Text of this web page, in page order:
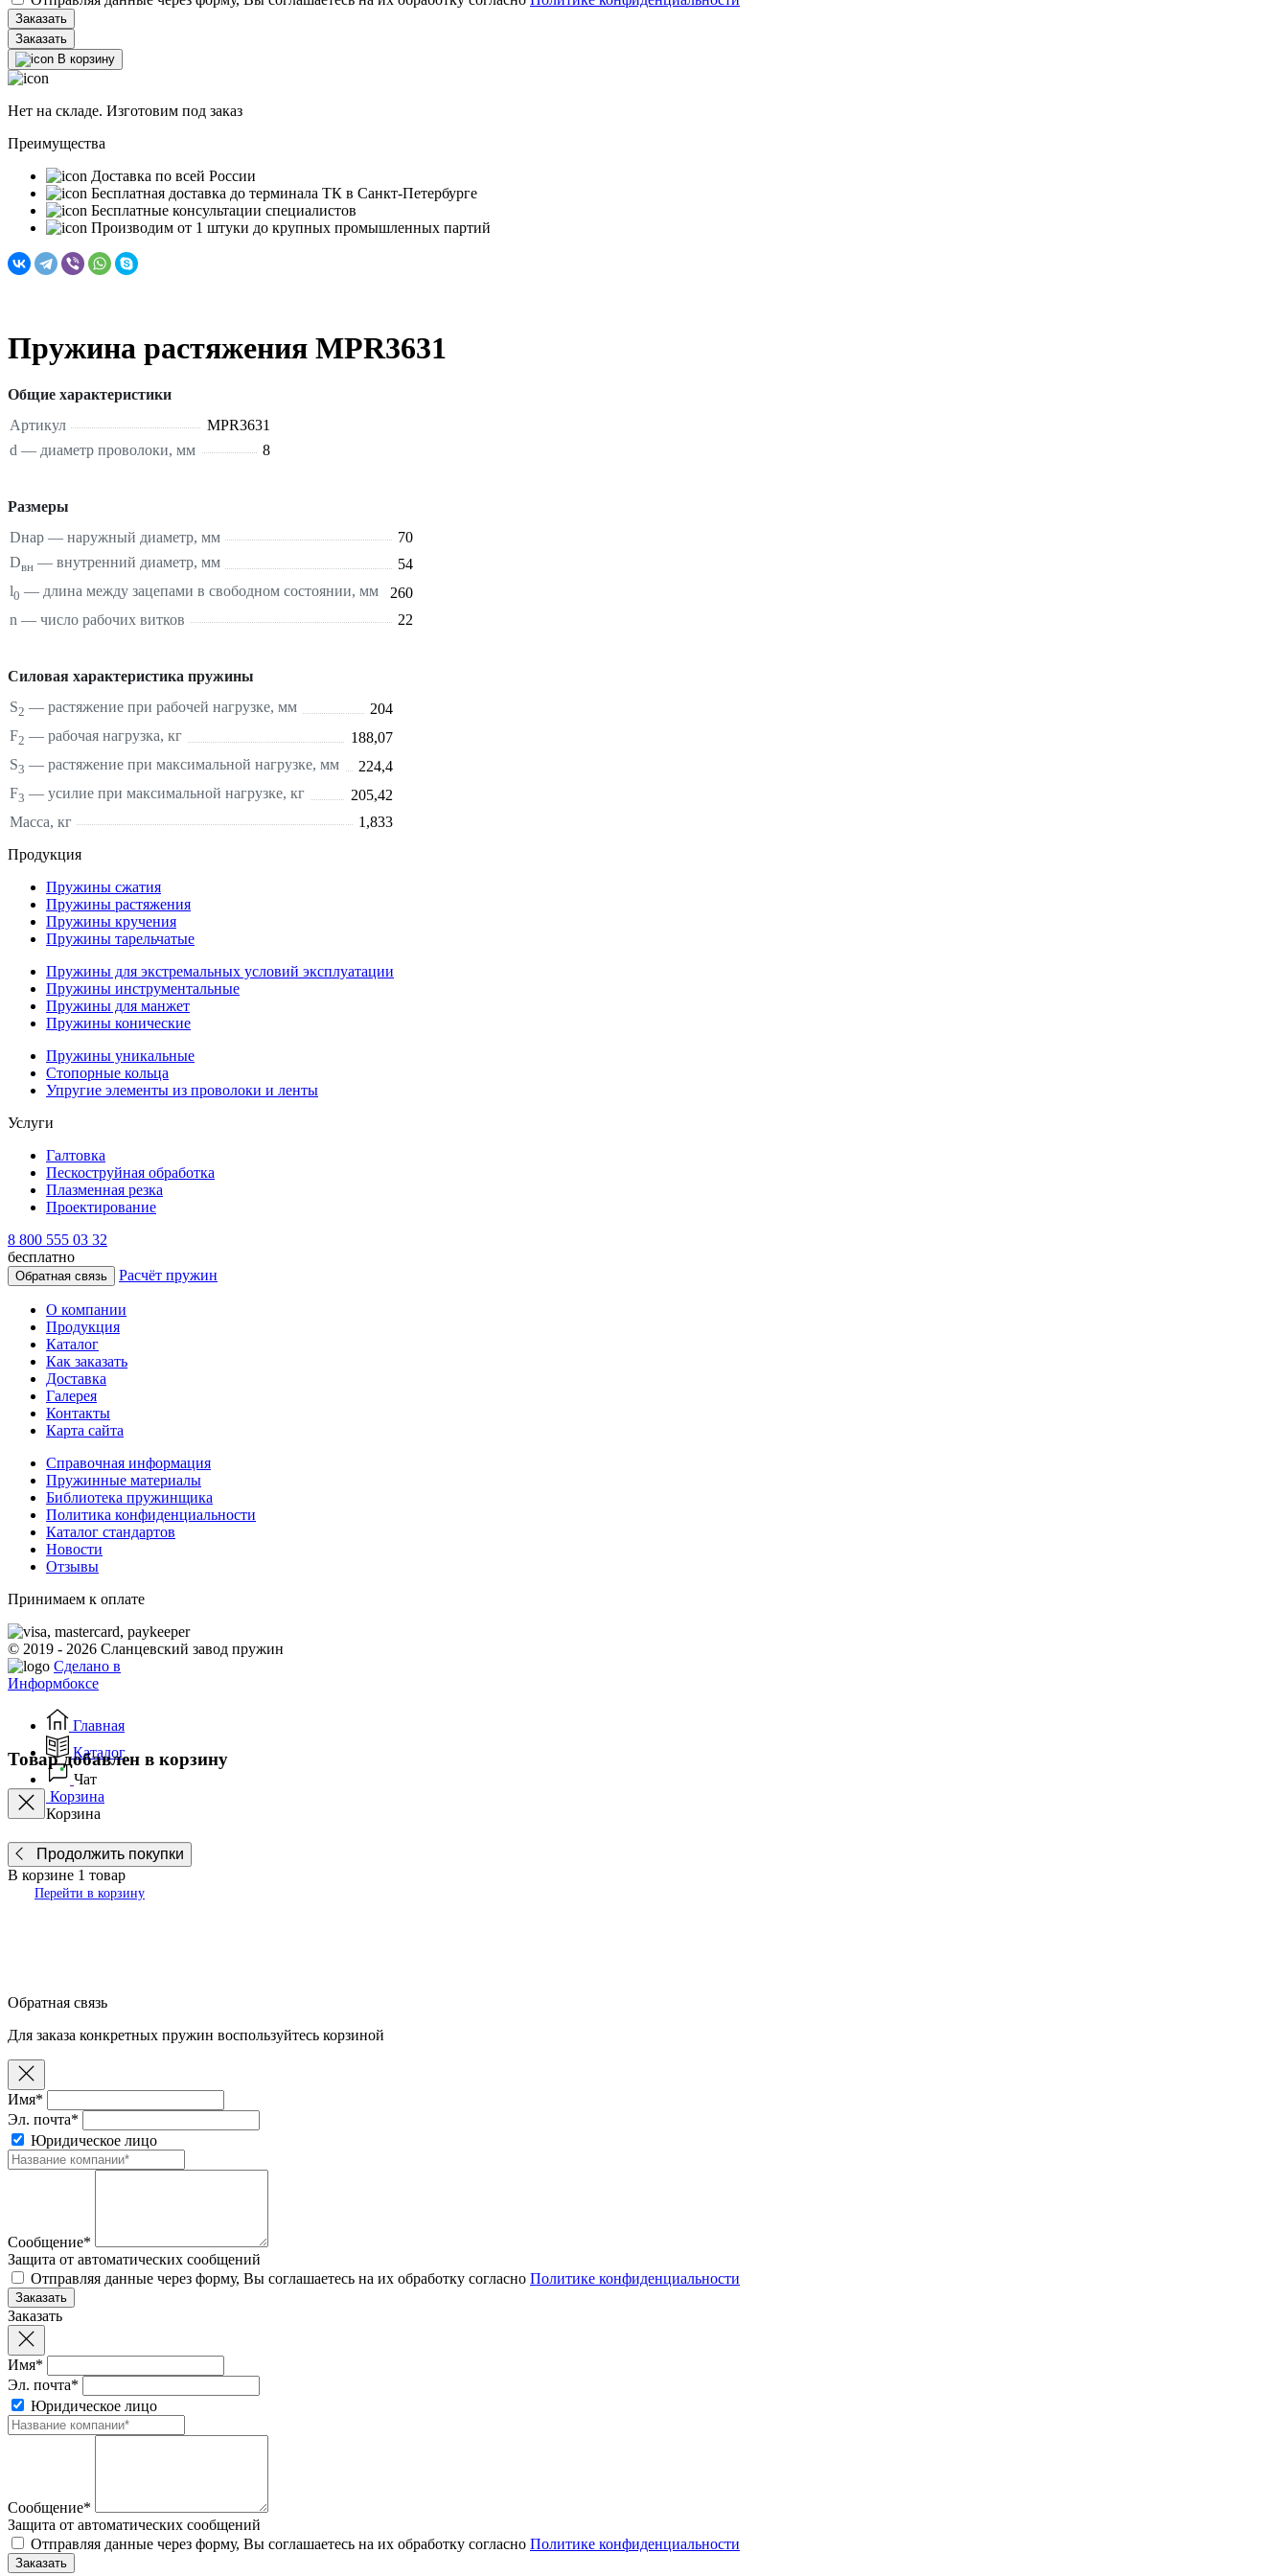
Заказать
В корзину
Нет на складе. Изготовим под заказ
Преимущества
Доставка по всей России
Бесплатная доставка до терминала ТК в Санкт‑Петербурге
Бесплатные консультации специалистов
Производим от 1 штуки до крупных промышленных партий
Пружина растяжения MPR3631
Общие характеристики
Артикул
MPR3631
d — диаметр проволоки, мм
8
Размеры
Dнар — наружный диаметр, мм
70
Dвн — внутренний диаметр, мм
54
l0 — длина между зацепами в свободном состоянии, мм
260
n — число рабочих витков
22
Силовая характеристика пружины
S2 — растяжение при рабочей нагрузке, мм
204
F2 — рабочая нагрузка, кг
188,07
S3 — растяжение при максимальной нагрузке, мм
224,4
F3 — усилие при максимальной нагрузке, кг
205,42
Масса, кг
1,833
Продукция
Пружины сжатия
Пружины растяжения
Пружины кручения
Пружины тарельчатые
Пружины для экстремальных условий эксплуатации
Пружины инструментальные
Пружины для манжет
Пружины конические
Пружины уникальные
Стопорные кольца
Упругие элементы из проволоки и ленты
Услуги
Галтовка
Пескоструйная обработка
Плазменная резка
Проектирование
8 800 555 03 32
бесплатно
Обратная связь Расчёт пружин
О компании
Продукция
Каталог
Как заказать
Доставка
Галерея
Контакты
Карта сайта
Справочная информация
Пружинные материалы
Библиотека пружинщика
Политика конфиденциальности
Каталог стандартов
Новости
Отзывы
Принимаем к оплате
© 2019 - 2026 Сланцевский завод пружин
Сделано в
Информбоксе
Главная
Каталог
Чат
Корзина
Корзина
Товар добавлен в корзину
Продолжить покупки
В корзине 1 товар
Перейти в корзину
Обратная связь
Для заказа конкретных пружин воспользуйтесь корзиной
Имя*
Эл. почта*
Юридическое лицо
Сообщение*
Защита от автоматических сообщений
Отправляя данные через форму, Вы соглашаетесь на их обработку согласно Политике конфиденциальности
Заказать
Имя*
Эл. почта*
Юридическое лицо
Сообщение*
Защита от автоматических сообщений
Отправляя данные через форму, Вы соглашаетесь на их обработку согласно Политике конфиденциальности